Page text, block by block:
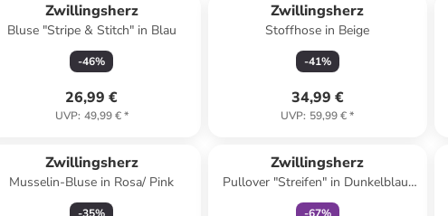
Zwillingsherz
Bluse "Stripe & Stitch" in Blau
-46%
26,99 €
UVP: 49,99 €*
Zwillingsherz
Stoffhose in Beige
-41%
34,99 €
UVP: 59,99 €*
Zwillingsherz
Musselin-Bluse in Rosa/ Pink
Zwillingsherz
Pullover "Streifen" in Dunkelblau/
Creme